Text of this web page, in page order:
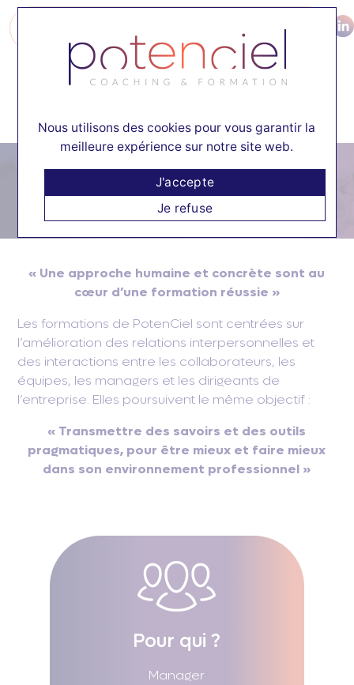
CONTACT
« Une approche humaine et concrète sont au
cœur d’une formation réussie »
Les formations de PotenCiel sont centrées sur
l’amélioration des relations interpersonnelles et
des interactions entre les collaborateurs, les
équipes, les managers et les dirigeants de
l’entreprise. Elles poursuivent le même objectif :
« Transmettre des savoirs et des outils
pragmatiques, pour être mieux et faire mieux
dans son environnement professionnel »
Pour qui ?
Manager
Nous utilisons des cookies pour vous garantir la
meilleure expérience sur notre site web.
J'accepte
Je refuse